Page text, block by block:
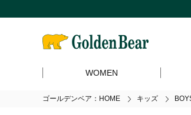
WOMEN
ゴールデンベア：HOME キッズ